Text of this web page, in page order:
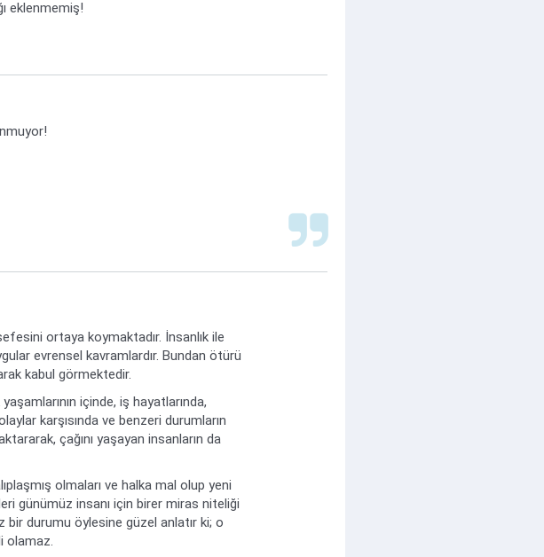
eklenmemiş!
ortaya koymaktadır. İnsanlık ile
evrensel kavramlardır. Bundan ötürü
kabul görmektedir.
içinde, iş hayatlarında,
karşısında ve benzeri durumların
çağını yaşayan insanların da
olmaları ve halka mal olup yeni
günümüz insanı için birer miras niteliği
bir durumu öylesine güzel anlatır ki; o
olamaz.